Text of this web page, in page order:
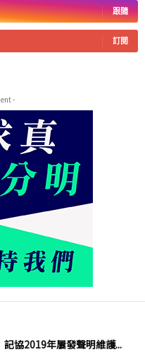
跟隨
訂閱
-
協2019年屢發聲明維護...